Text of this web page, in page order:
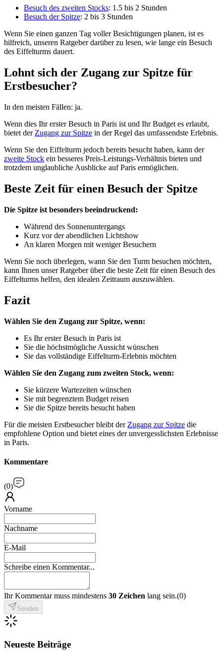
Besuch des zweiten Stocks: 1.5 bis 2 Stunden
Besuch der Spitze: 2 bis 3 Stunden
Wenn Sie einen ganzen Tag voller Besichtigungen planen, ist es
hilfreich, unseren Ratgeber darüber zu lesen, wie lange ein Besuch
des Eiffelturms dauert.
Lohnt sich der Zugang zur Spitze für
Erstbesucher?
In den meisten Fällen: ja.
Wenn dies Ihr erster Besuch in Paris ist und Ihr Budget es erlaubt,
bietet der Zugang zur Spitze in der Regel das umfassendste Erlebnis.
Wenn Sie den Eiffelturm jedoch bereits besucht haben, kann der
zweite Stock ein besseres Preis-Leistungs-Verhältnis bieten und
trotzdem unglaubliche Ausblicke auf Paris ermöglichen.
Beste Zeit für einen Besuch der Spitze
Die Spitze ist besonders beeindruckend:
Während des Sonnenuntergangs
Kurz vor der abendlichen Lichtshow
An klaren Morgen mit weniger Besuchern
Wenn Sie noch überlegen, wann Sie den Turm besuchen möchten,
kann Ihnen unser Ratgeber über die beste Zeit für einen Besuch des
Eiffelturms helfen, den idealen Zeitraum auszuwählen.
Fazit
Wählen Sie den Zugang zur Spitze, wenn:
Es Ihr erster Besuch in Paris ist
Sie die höchstmögliche Aussicht wünschen
Sie das vollständige Eiffelturm-Erlebnis möchten
Wählen Sie den Zugang zum zweiten Stock, wenn:
Sie kürzere Wartezeiten wünschen
Sie mit begrenztem Budget reisen
Sie die Spitze bereits besucht haben
Für die meisten Erstbesucher bleibt der Zugang zur Spitze die
empfohlene Option und bietet eines der unvergesslichsten Erlebnisse
in Paris.
Kommentare
(0)
Vorname
Nachname
E-Mail
Schreibe einen Kommentar...
Ihr Kommentar muss mindestens 30 Zeichen lang sein.(0)
Senden
Neueste Beiträge